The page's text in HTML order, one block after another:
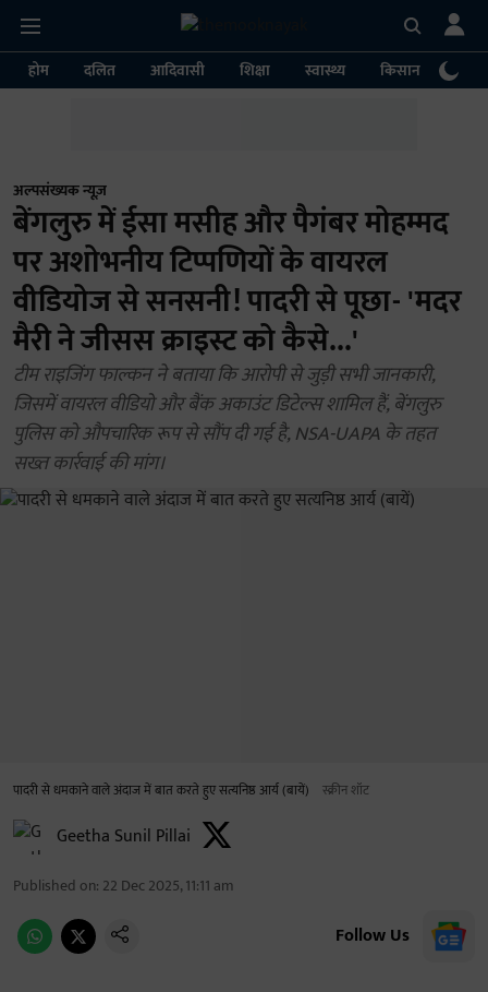
होम दलित आदिवासी शिक्षा स्वास्थ्य किसान
अल्पसंख्यक न्यूज़
बेंगलुरु में ईसा मसीह और पैगंबर मोहम्मद
पर अशोभनीय टिप्पणियों के वायरल
वीडियोज से सनसनी! पादरी से पूछा- 'मदर
मैरी ने जीसस क्राइस्ट को कैसे...'
टीम राइजिंग फाल्कन ने बताया कि आरोपी से जुड़ी सभी जानकारी,
जिसमें वायरल वीडियो और बैंक अकाउंट डिटेल्स शामिल हैं, बेंगलुरु
पुलिस को औपचारिक रूप से सौंप दी गई है, NSA-UAPA के तहत
सख्त कार्रवाई की मांग।
पादरी से धमकाने वाले अंदाज में बात करते हुए सत्यनिष्ठ आर्य (बायें) स्क्रीन शॉट
Geetha Sunil Pillai
Published on: 22 Dec 2025, 11:11 am
Follow Us